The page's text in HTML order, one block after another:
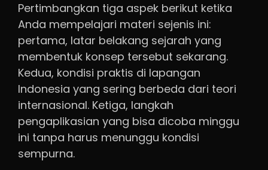
Pertimbangkan tiga aspek berikut ketika
Anda mempelajari materi sejenis ini:
pertama, latar belakang sejarah yang
membentuk konsep tersebut sekarang.
Kedua, kondisi praktis di lapangan
Indonesia yang sering berbeda dari teori
internasional. Ketiga, langkah
pengaplikasian yang bisa dicoba minggu
ini tanpa harus menunggu kondisi
sempurna.